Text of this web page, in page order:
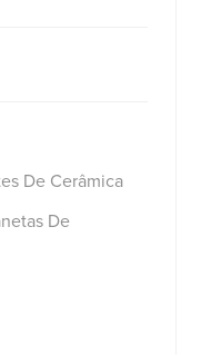
De Cerâmica
De